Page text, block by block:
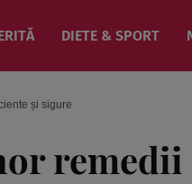
DIETE & SPORT
și sigure
remedii